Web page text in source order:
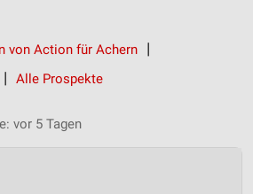
von Action für Achern
Alle Prospekte
vor 5 Tagen